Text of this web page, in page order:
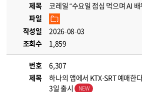
제목
코레일 “수요일 점심 먹으며 AI
파일
작성일
2026-08-03
조회수
1,859
번호
6,307
제목
하나의 앱에서 KTX·SRT 예매한
3일 출시